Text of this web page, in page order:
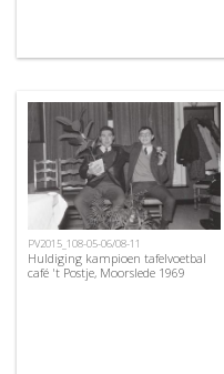
PV2015_108-05-06/08-11
Huldiging kampioen tafelvoetbal
café 't Postje, Moorslede 1969